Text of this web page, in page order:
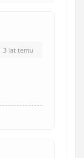
3 lat temu